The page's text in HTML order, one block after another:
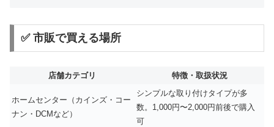
✅ 市販で買える場所
店舗カテゴリ 特徴・取扱状況
ホームセンター（カインズ・コー
ナン・DCMなど）
シンプルな取り付けタイプが多
数。1,000円〜2,000円前後で購入
可